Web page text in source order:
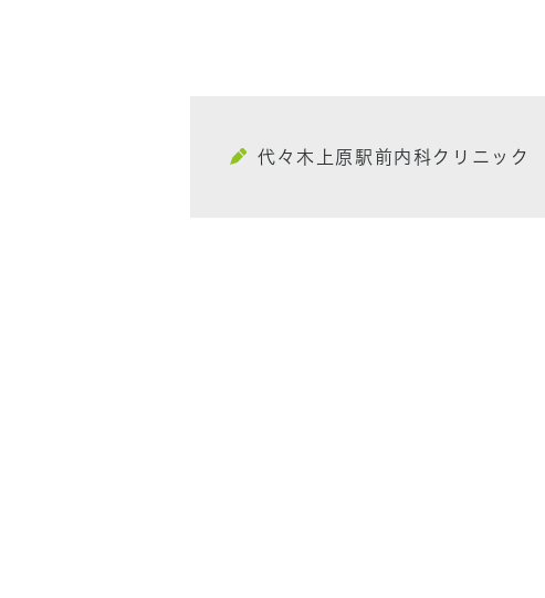
代々木上原駅前内科クリニック